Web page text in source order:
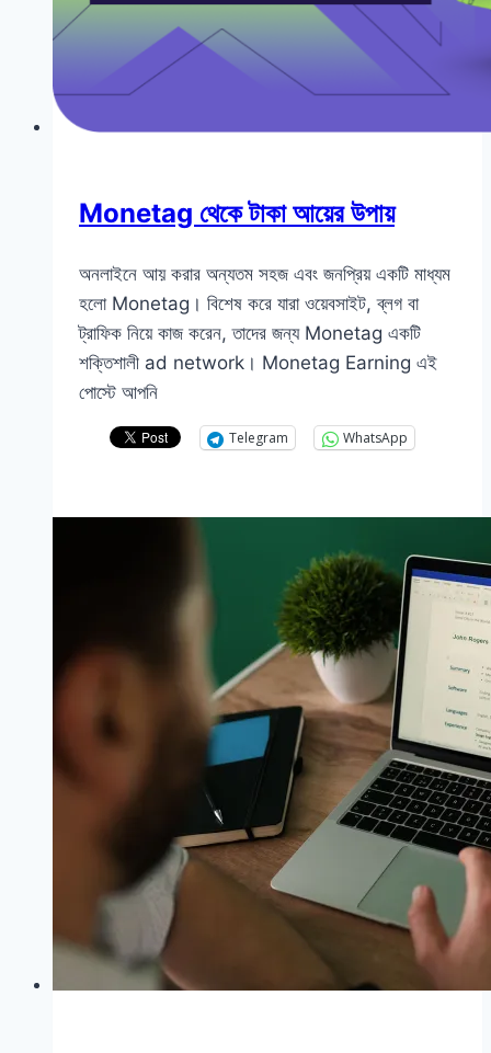
Monetag থেকে টাকা আয়ের উপায়
অনলাইনে আয় করার অন্যতম সহজ এবং জনপ্রিয় একটি মাধ্যম
হলো Monetag। বিশেষ করে যারা ওয়েবসাইট, ব্লগ বা
ট্রাফিক নিয়ে কাজ করেন, তাদের জন্য Monetag একটি
শক্তিশালী ad network। Monetag Earning এই
পোস্টে আপনি
Telegram WhatsApp